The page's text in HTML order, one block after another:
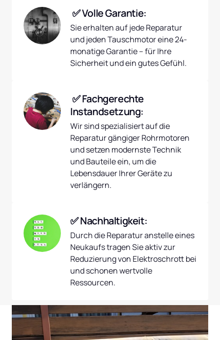
✅ Volle Garantie:
Sie erhalten auf jede Reparatur
und jeden Tauschmotor eine 24-
monatige Garantie – für Ihre
Sicherheit und ein gutes Gefühl.
Instandsetzung:
Wir sind spezialisiert auf die
Reparatur gängiger Rohrmotoren
und setzen modernste Technik
und Bauteile ein, um die
Lebensdauer Ihrer Geräte zu
verlängern.
✅ Nachhaltigkeit:
Durch die Reparatur anstelle eines
Neukaufs tragen Sie aktiv zur
Reduzierung von Elektroschrott bei
und schonen wertvolle
Ressourcen.